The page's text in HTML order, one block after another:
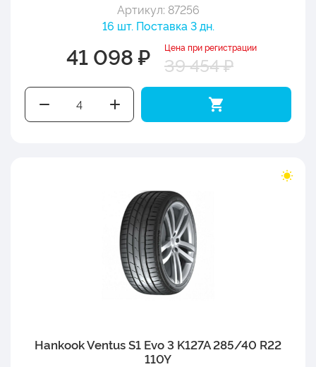
Артикул: 87256
16 шт. Поставка 3 дн.
41 098 ₽ Цена при регистрации
39 454 ₽
Hankook Ventus S1 Evo 3 K127A 285/40 R22
110Y